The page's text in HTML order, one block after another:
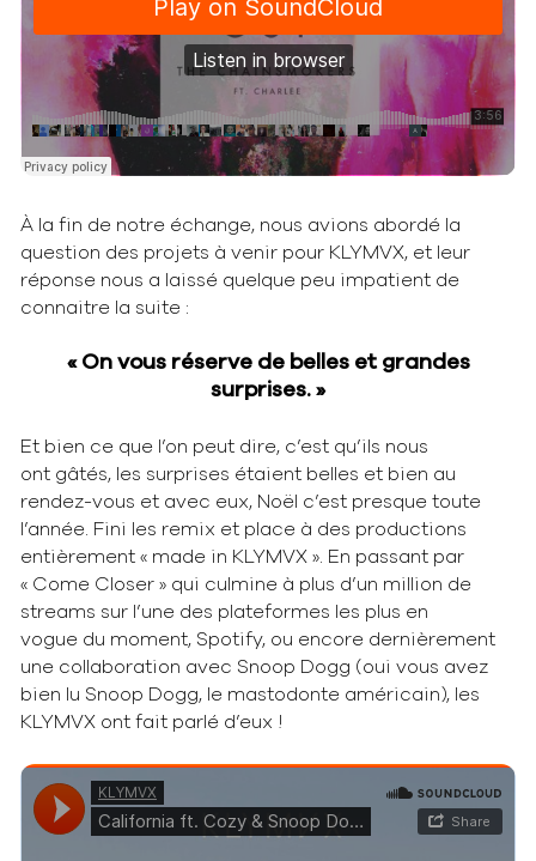
À la fin de notre échange, nous avions abordé la
question des projets à venir pour KLYMVX, et leur
réponse nous a laissé quelque peu impatient de
connaitre la suite :
« On vous réserve de belles et grandes
surprises. »
Et bien ce que l’on peut dire, c’est qu’ils nous
ont gâtés, les surprises étaient belles et bien au
rendez-vous et avec eux, Noël c’est presque toute
l’année. Fini les remix et place à des productions
entièrement « made in KLYMVX ». En passant par
« Come Closer » qui culmine à plus d’un million de
streams sur l’une des plateformes les plus en
vogue du moment, Spotify, ou encore dernièrement
une collaboration avec Snoop Dogg (oui vous avez
bien lu Snoop Dogg, le mastodonte américain), les
KLYMVX ont fait parlé d’eux !